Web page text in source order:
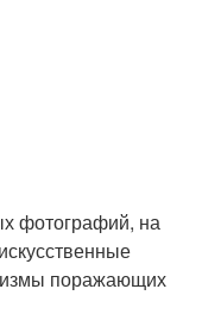
фотографий, на
поражающих